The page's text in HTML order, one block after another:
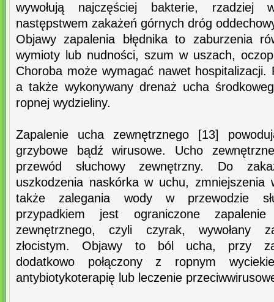
wywołują najczęściej bakterie,
następstwem zakażeń górnych dróg
Objawy zapalenia błędnika to zaburzenia
wymioty lub nudności, szum w uszach,
Choroba może wymagać nawet hospitalizacji.
a także wykonywany drenaż ucha
ropnej wydzieliny.
Zapalenie ucha zewnętrznego [13]
grzybowe bądź wirusowe. Ucho
przewód słuchowy zewnętrzny. Do
uszkodzenia naskórka w uchu, zmniejszenia
także zalegania wody w przewodzie
przypadkiem jest ograniczone zapalenie
zewnętrznego, czyli czyrak, wywołany
złocistym. Objawy to ból ucha, przy
dodatkowo połączony z ropnym
antybiotykoterapię lub leczenie